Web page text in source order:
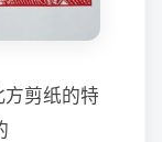
方剪纸的特